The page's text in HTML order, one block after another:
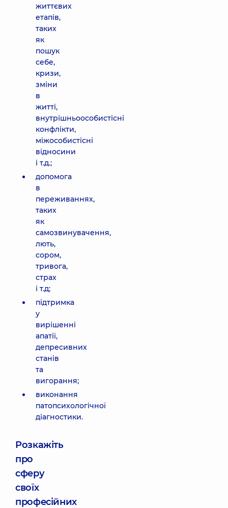
життєвих
етапів,
таких
як
пошук
себе,
кризи,
зміни
в
житті,
внутрішньоособистісні
конфлікти,
міжособистісні
відносини
і т.д.;
допомога
в
переживаннях,
таких
як
самозвинувачення,
лють,
сором,
тривога,
страх
і т.д;
підтримка
у
вирішенні
апатії,
депресивних
станів
та
вигорання;
виконання
патопсихологічної
діагностики.
Розкажіть
про
сферу
своїх
професійних